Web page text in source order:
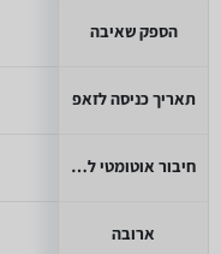
הספק שאיבה
תאריך כניסה לזאפ
חיבור אוטומטי לכיריים
ארובה